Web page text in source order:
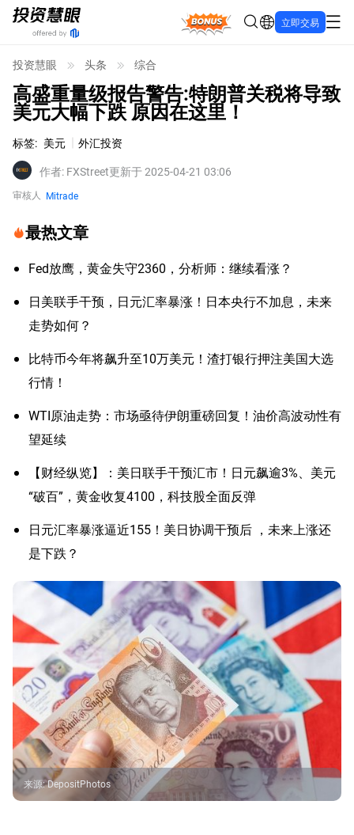
Bonus 立即交易
投资慧眼 头条 综合
高盛重量级报告警告:特朗普关税将导致
美元大幅下跌 原因在这里！
标签: 美元
外汇投资
作者: FXStreet更新于 2025-04-21 03:06
审核人 Mitrade
最热文章
Fed放鹰，黄金失守2360，分析师：继续看涨？
日美联手干预，日元汇率暴涨！日本央行不加息，未来
走势如何？
比特币今年将飙升至10万美元！渣打银行押注美国大选
行情！
WTI原油走势：市场亟待伊朗重磅回复！油价高波动性有
望延续
【财经纵览】：美日联手干预汇市！日元飙逾3%、美元
“破百”，黄金收复4100，科技股全面反弹
日元汇率暴涨逼近155！美日协调干预后 ，未来上涨还
是下跌？
来源:DepositPhotos